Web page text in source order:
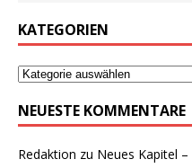
KATEGORIEN
NEUESTE KOMMENTARE
Redaktion zu Neues Kapitel